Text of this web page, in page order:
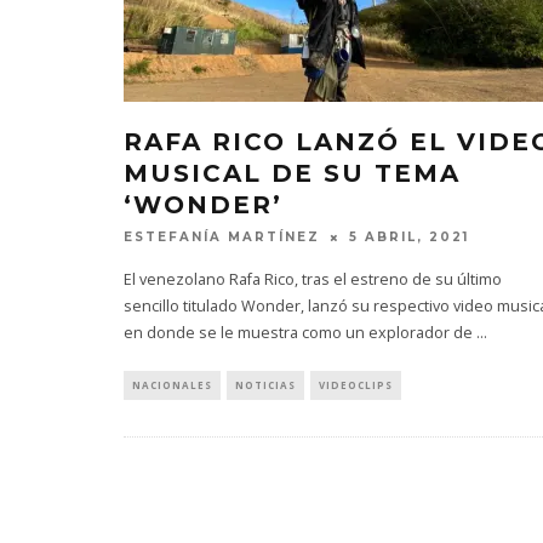
RAFA RICO LANZÓ EL
MUSICAL DE SU TEMA
‘WONDER’
ESTEFANÍA MARTÍNEZ 5 ABRIL, 2021
El venezolano Rafa Rico, tras el estreno de su último
sencillo titulado Wonder, lanzó su respectivo video
en donde se le muestra como un explorador de ...
NACIONALES NOTICIAS VIDEOCLIPS